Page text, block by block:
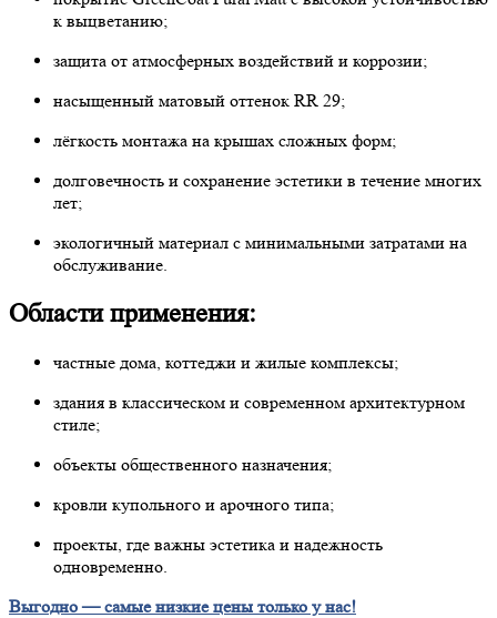
к выцветанию;
защита от атмосферных воздействий и коррозии;
насыщенный матовый оттенок RR 29;
лёгкость монтажа на крышах сложных форм;
долговечность и сохранение эстетики в течение многих
лет;
экологичный материал с минимальными затратами на
обслуживание.
Области применения:
частные дома, коттеджи и жилые комплексы;
здания в классическом и современном архитектурном
стиле;
объекты общественного назначения;
кровли купольного и арочного типа;
проекты, где важны эстетика и надежность
одновременно.
Выгодно — самые низкие цены только у нас!